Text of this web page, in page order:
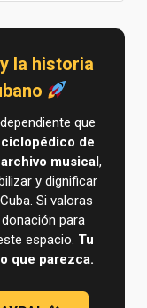
la historia
que
de
musical,
y dignificar
Si valoras
para
espacio. Tu
que parezca.